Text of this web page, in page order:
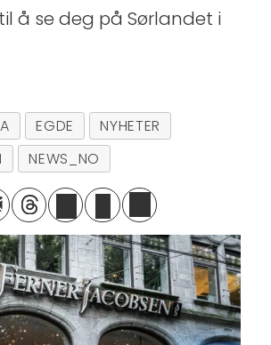
å se deg på Sørlandet i
EGDE
NYHETER
NEWS_NO